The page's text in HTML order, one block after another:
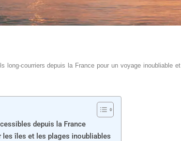
long-courriers depuis la France pour un voyage inoubliable et
depuis la France
îles et les plages inoubliables